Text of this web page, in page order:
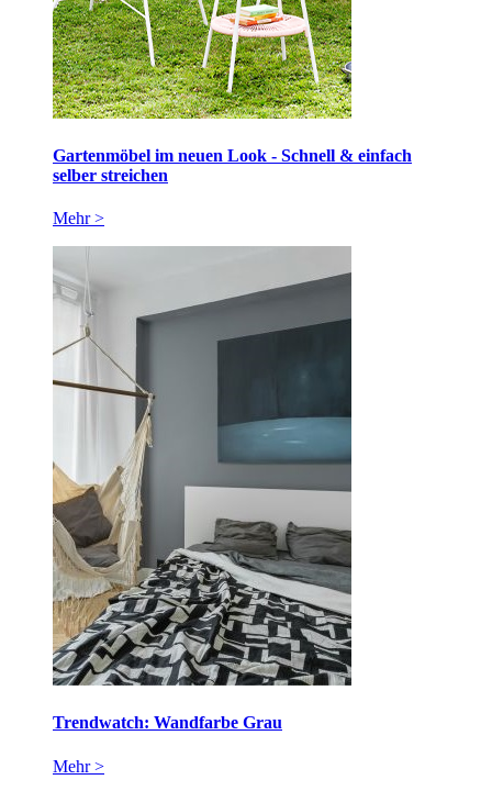
Gartenmöbel im neuen Look - Schnell & einfach
selber streichen
Mehr >
Trendwatch: Wandfarbe Grau
Mehr >